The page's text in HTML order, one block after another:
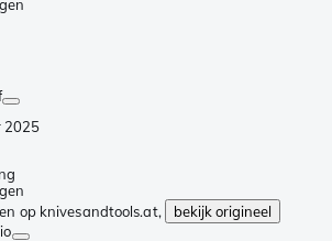
2025
op knivesandtools.at,
bekijk origineel